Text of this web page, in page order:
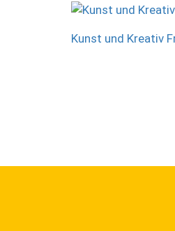
Kunst und Kreativ